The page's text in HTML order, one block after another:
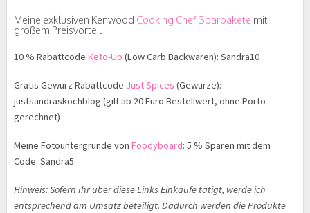
Meine exklusiven Kenwood Cooking Chef Sparpakete mit
großem Preisvorteil
10 % Rabattcode Keto-Up (Low Carb Backwaren): Sandra10
Gratis Gewürz Rabattcode Just Spices (Gewürze):
justsandraskochblog (gilt ab 20 Euro Bestellwert, ohne Porto
gerechnet)
Meine Fotountergründe von Foodyboard: 5 % Sparen mit dem
Code: Sandra5
Hinweis: Sofern Ihr über diese Links Einkäufe tätigt, werde ich
entsprechend am Umsatz beteiligt. Dadurch werden die Produkte